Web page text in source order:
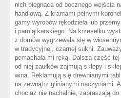
nich biegnącą od bocznego wejścia
handlową. Z kramami pełnymi
gamy wyrobów rękodzieła lub
i pamiątkarskiego. Na krzesełku
z domów wygrzewała się w
w tradycyjnej, czarnej sukni.
pomachała mi ręką. Dalsza część
od niej zaułków zajmują sklepy i
wina. Reklamują się drewnianymi
na zewnątrz glinianymi naczyniami.
chociaż nie nachalnie, zapraszają